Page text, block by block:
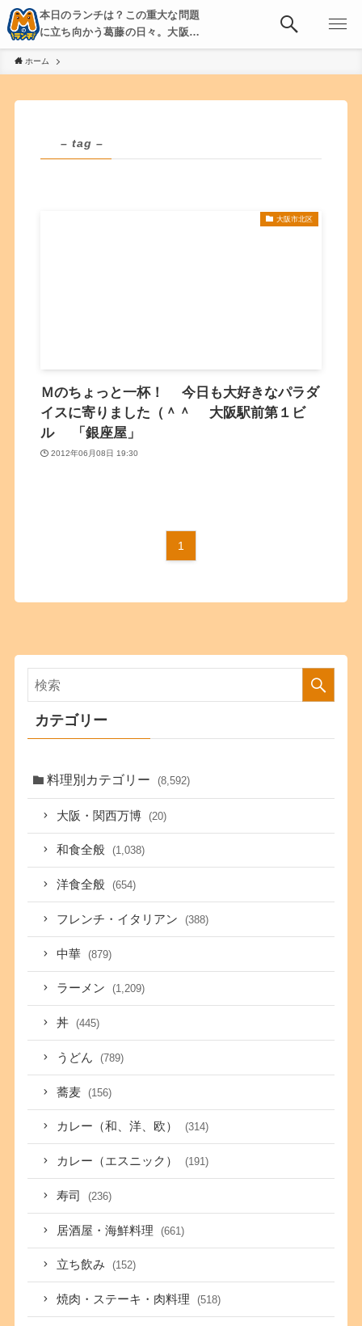
本日のランチは？この重大な問題
に立ち向かう葛藤の日々。大阪・
京都・神戸を中心とした食べ歩
き、飲み歩きを綴る。
ホーム
– tag –
大阪市北区
Ｍのちょっと一杯！ 今日も大好きなパラダ
イスに寄りました（＾＾ 大阪駅前第１ビ
ル 「銀座屋」
2012年06月08日 19:30
1
カテゴリー
料理別カテゴリー (8,592)
大阪・関西万博 (20)
和食全般 (1,038)
洋食全般 (654)
フレンチ・イタリアン (388)
中華 (879)
ラーメン (1,209)
丼 (445)
うどん (789)
蕎麦 (156)
カレー（和、洋、欧） (314)
カレー（エスニック） (191)
寿司 (236)
居酒屋・海鮮料理 (661)
立ち飲み (152)
焼肉・ステーキ・肉料理 (518)